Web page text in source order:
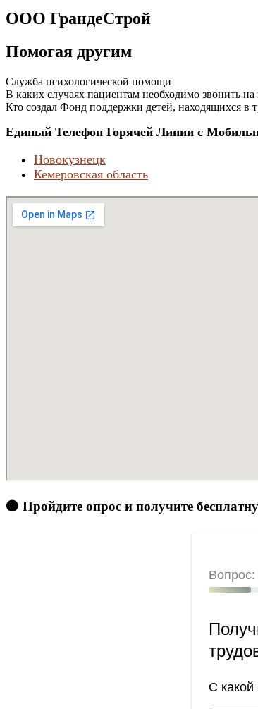
ООО ГрандеСтрой
Помогая другим
Служба психологической помощи
В каких случаях пациентам необходимо звонить
Кто создал Фонд поддержки детей, находящихся в
Единый Телефон Горячей Линии с
Новокузнецк
Кемеровская область
🟠 Пройдите опрос и получите